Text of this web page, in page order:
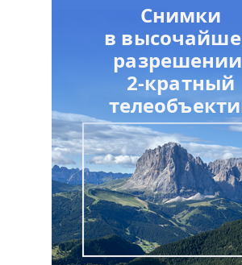
Снимки
в
2-кратный